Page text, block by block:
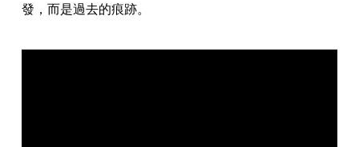
發，而是過去的痕跡。